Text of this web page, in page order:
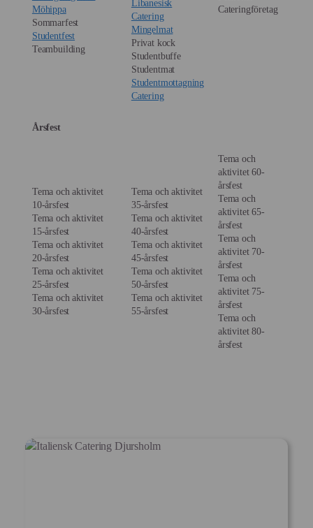
Möhippa
Sommarfest
Studentfest
Teambuilding
Libanesisk
Catering
Mingelmat
Privat kock
Studentbuffe
Studentmat
Studentmottagning
Catering
Cateringföretag
Årsfest
Tema och aktivitet
10-årsfest
Tema och aktivitet
15-årsfest
Tema och aktivitet
20-årsfest
Tema och aktivitet
25-årsfest
Tema och aktivitet
30-årsfest
Tema och aktivitet
35-årsfest
Tema och aktivitet
40-årsfest
Tema och aktivitet
45-årsfest
Tema och aktivitet
50-årsfest
Tema och aktivitet
55-årsfest
Tema och
aktivitet 60-
årsfest
Tema och
aktivitet 65-
årsfest
Tema och
aktivitet 70-
årsfest
Tema och
aktivitet 75-
årsfest
Tema och
aktivitet 80-
årsfest